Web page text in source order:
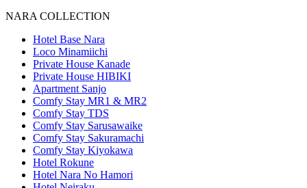
NARA COLLECTION
Hotel Base Nara
Loco Minamiichi
Private House Kanade
Private House HIBIKI
Apartment Sanjo
Comfy Stay MR1 & MR2
Comfy Stay TDS
Comfy Stay Sarusawaike
Comfy Stay Sakuramachi
Comfy Stay Kiyokawa
Hotel Rokune
Hotel Nara No Hamori